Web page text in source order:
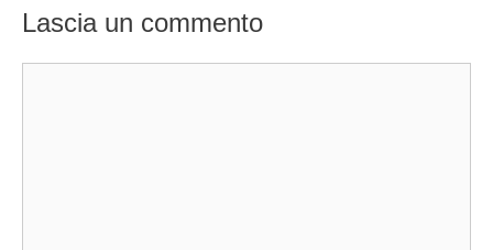
Lascia un commento